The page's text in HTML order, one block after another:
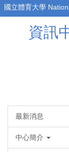
跳
到
資訊
最新消息
中心簡介